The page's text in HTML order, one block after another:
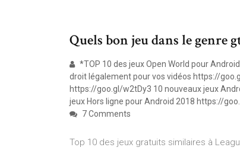
Quels bon jeu dans le genre
*TOP 10 des jeux Open World pour
droit légalement pour vos vidéos https://
https://goo.gl/w2tDy3 10 nouveaux jeux
jeux Hors ligne pour Android 2018 https://
7 Comments
Top 10 des jeux gratuits similaires à